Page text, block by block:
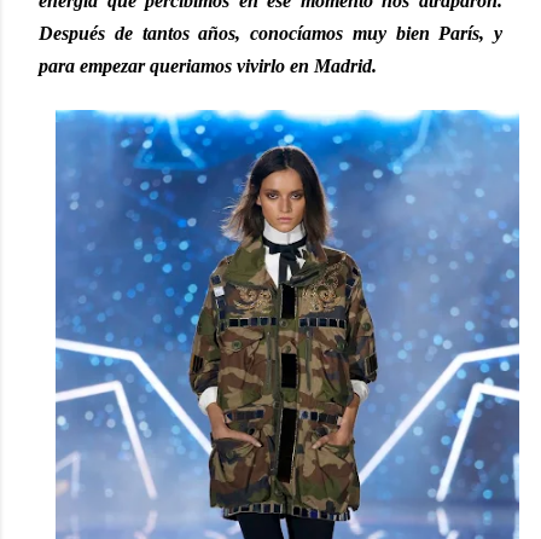
Después de tantos años, conocíamos muy bien París, y
para empezar queriamos vivirlo en Madrid.